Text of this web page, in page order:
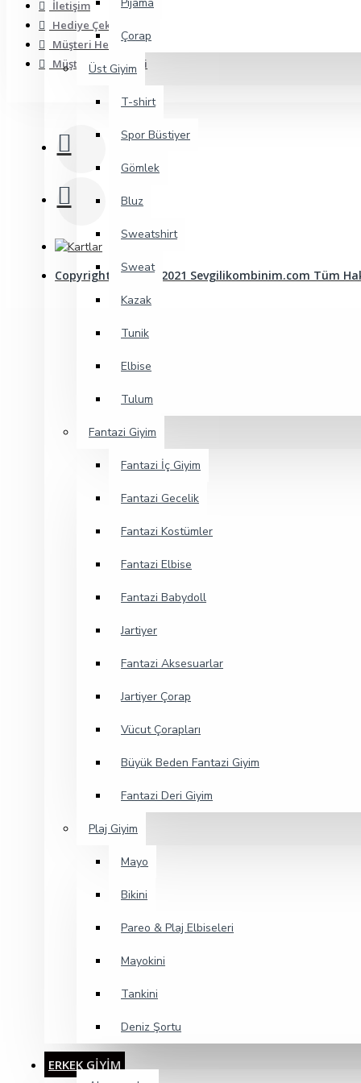
Çorap
Üst Giyim
T-shirt
Spor Büstiyer
Gömlek
Bluz
Sweatshirt
Sweat
Kazak
Tunik
Elbise
Tulum
Fantazi Giyim
Fantazi İç Giyim
Fantazi Gecelik
Fantazi Kostümler
Fantazi Elbise
Fantazi Babydoll
Jartiyer
Fantazi Aksesuarlar
Jartiyer Çorap
Vücut Çorapları
Büyük Beden Fantazi Giyim
Fantazi Deri Giyim
Plaj Giyim
Mayo
Bikini
Pareo & Plaj Elbiseleri
Mayokini
Tankini
Deniz Şortu
ERKEK GİYİM
İletişim
Hediye Çeki
Müşteri Hesabı
Müşteri Siparişleri
Copyright© 2009 - 2021 Sevgilikombinim.com Tüm